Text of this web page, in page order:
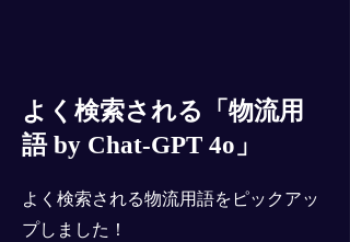
よく検索される「物流用
語 by Chat-GPT 4o」
よく検索される物流用語をピックアッ
プしました！